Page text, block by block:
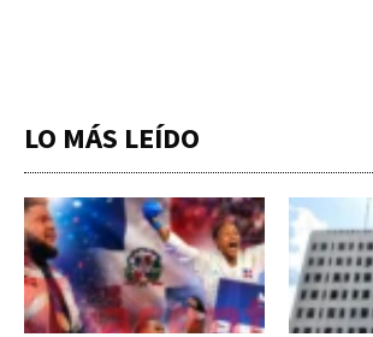
LO MÁS LEÍDO